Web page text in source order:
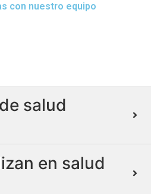
con nuestro equipo
salud
en salud